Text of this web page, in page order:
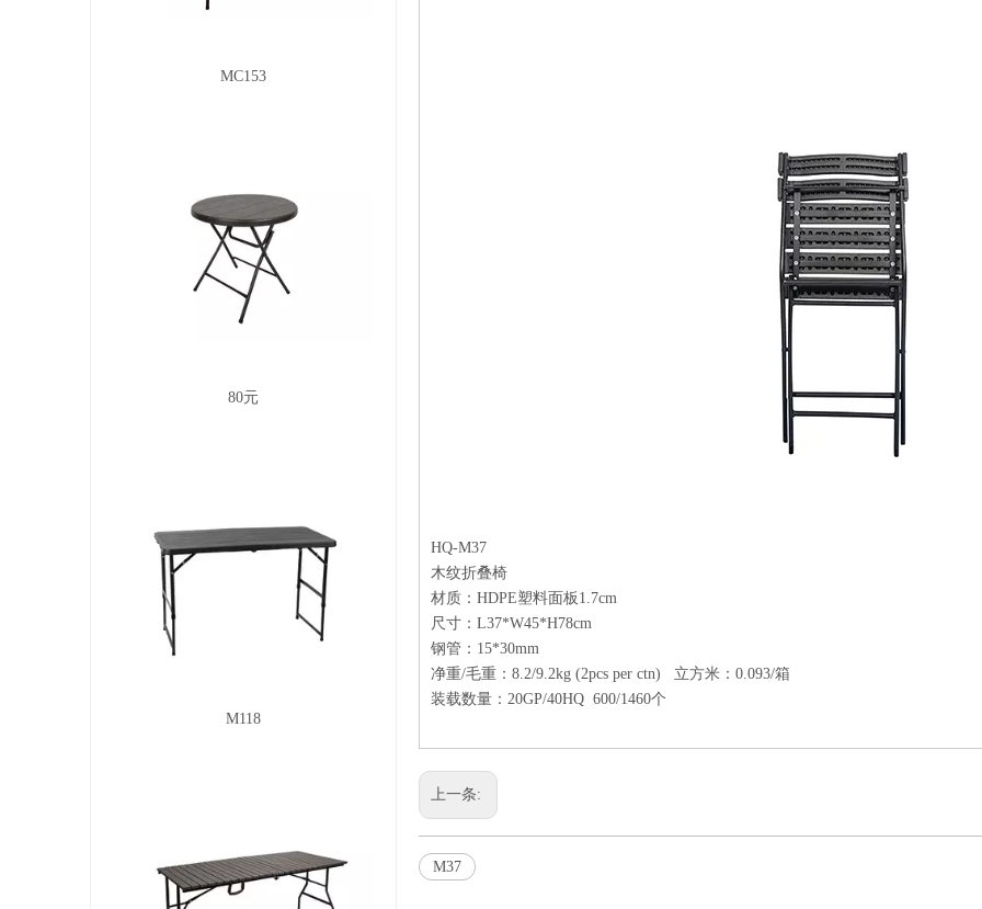
MC153
80元
M118
HQ-M37
木纹折叠椅
材质：HDPE塑料面板1.7cm
尺寸：L37*W45*H78cm
钢管：15*30mm
净重/毛重：8.2/9.2kg (2pcs per ctn) 立方米：0.093/箱
装载数量：20GP/40HQ 600/1460个
上一条:
M37